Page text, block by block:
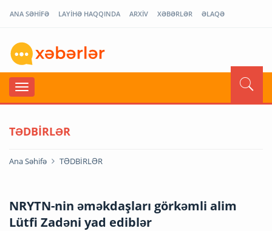
ANA SƏHİFƏ LAYİHƏ HAQQINDA ARXİV XƏBƏRLƏR ƏLAQƏ
TƏDBİRLƏR
Ana Səhifə TƏDBİRLƏR
NRYTN-nin əməkdaşları görkəmli alim
Lütfi Zadəni yad ediblər